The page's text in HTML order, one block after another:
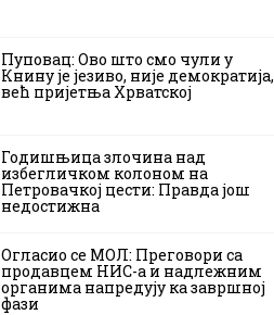
Пуповац: Ово што смо чули у
Книну је језиво, није демократија,
већ пријетња Хрватској
Годишњица злочина над
избегличком колоном на
Петровачкој цести: Правда још
недостижна
Огласио се МОЛ: Преговори са
продавцем НИС-а и надлежним
органима напредују ка завршној
фази